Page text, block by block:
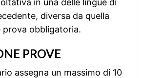
in una delle lingue di
diversa da quella
prova obbligatoria.
PROVE
assegna un massimo di 10